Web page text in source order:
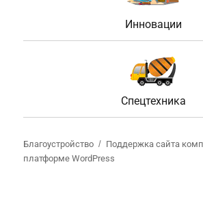
Инновации
Спецтехника
Благоустройство Поддержка сайта
платформе WordPress